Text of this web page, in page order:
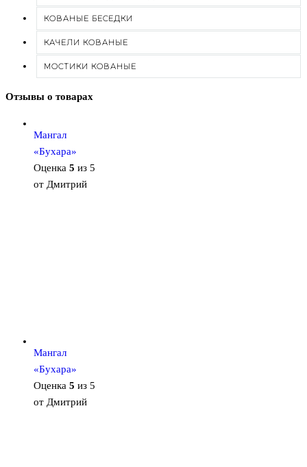
КОВАНЫЕ БЕСЕДКИ
КАЧЕЛИ КОВАНЫЕ
МОСТИКИ КОВАНЫЕ
Отзывы о товарах
Мангал
«Бухара»
Оценка 5 из 5
от Дмитрий
Мангал
«Бухара»
Оценка 5 из 5
от Дмитрий